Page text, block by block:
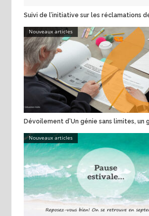
Suivi de l’initiative sur les réclamations
Nouveaux articles
Dévoilement d’Un génie sans limites, un
Nouveaux articles